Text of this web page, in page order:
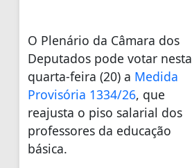
O Plenário da Câmara dos
Deputados pode votar nesta
quarta-feira (20) a Medida
Provisória 1334/26, que
reajusta o piso salarial dos
professores da educação
básica.